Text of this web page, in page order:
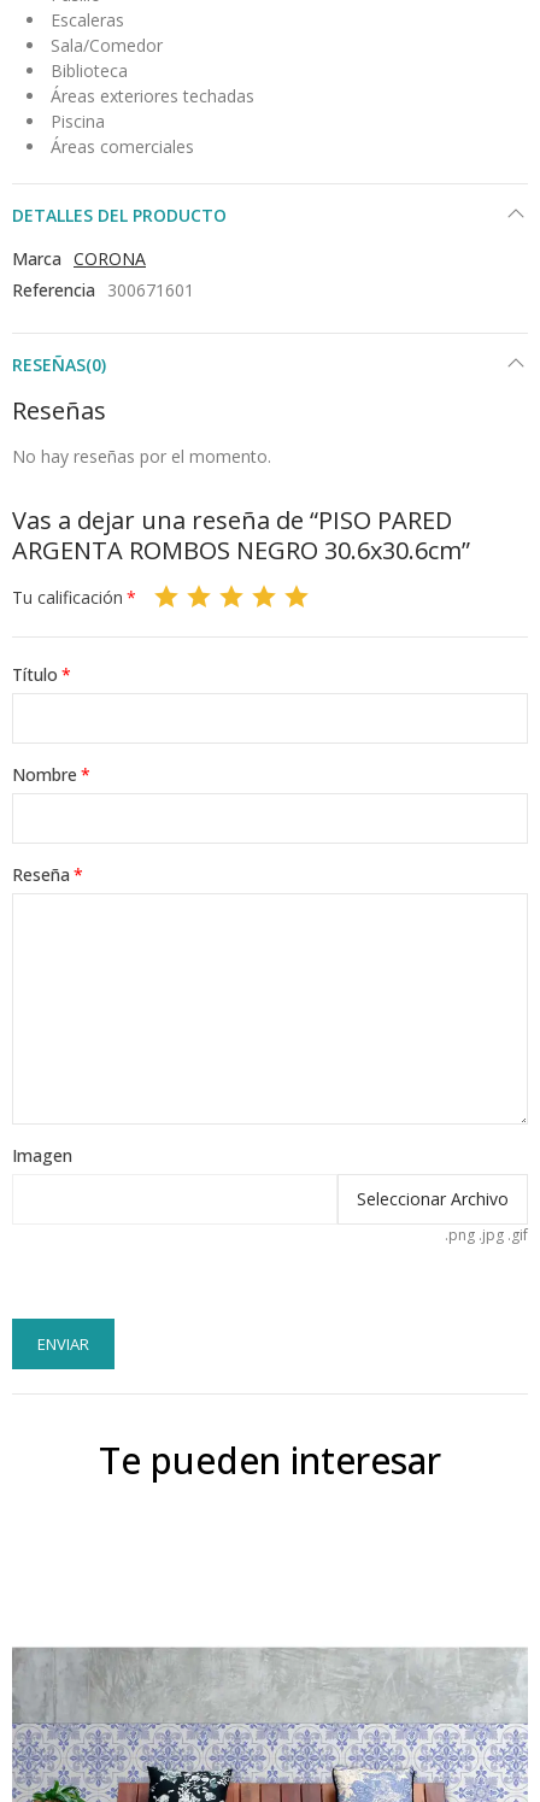
Escaleras
Sala/Comedor
Biblioteca
Áreas exteriores techadas
Piscina
Áreas comerciales
DETALLES DEL PRODUCTO
Marca CORONA
Referencia
300671601
RESEÑAS(0)
Reseñas
No hay reseñas por el momento.
Vas a dejar una reseña de “PISO PARED
ARGENTA ROMBOS NEGRO 30.6x30.6cm”
Tu calificación
Título
Nombre
Reseña
Imagen
Seleccionar Archivo
.png .jpg .gif
ENVIAR
Te pueden interesar